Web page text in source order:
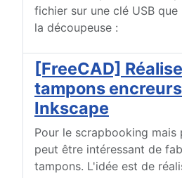
fichier sur une clé USB
la découpeuse :
[FreeCAD]
tampons
Inkscape
Pour le scrapbooking mais
peut être intéressant de
tampons. L'idée est de